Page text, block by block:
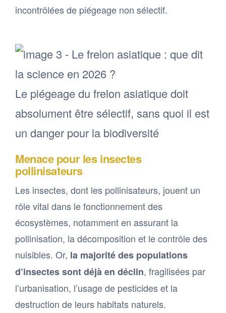
incontrôlées de piégeage non sélectif.
Le piégeage du frelon asiatique doit
absolument être sélectif, sans quoi il est
un danger pour la biodiversité
Menace pour les insectes
pollinisateurs
Les insectes, dont les pollinisateurs, jouent un
rôle vital dans le fonctionnement des
écosystèmes, notamment en assurant la
pollinisation, la décomposition et le contrôle des
nuisibles. Or, la majorité des populations
d’insectes sont déjà en déclin, fragilisées par
l’urbanisation, l’usage de pesticides et la
destruction de leurs habitats naturels.